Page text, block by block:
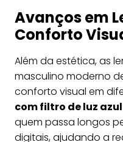
Avanços em
Conforto
Além da estética, as
masculino moderno
conforto visual em
com filtro de luz azul
quem passa longos
digitais, ajudando a